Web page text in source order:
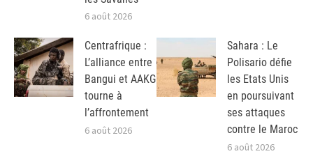
6 août 2026
Centrafrique :
L’alliance entre
Bangui et AAKG
tourne à
l’affrontement
6 août 2026
Sahara : Le
Polisario défie
les Etats Unis
en poursuivant
ses attaques
contre le Maroc
6 août 2026